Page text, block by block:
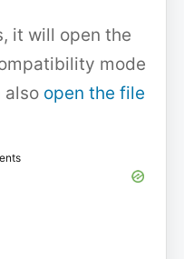
it will open the
mode
also open the file